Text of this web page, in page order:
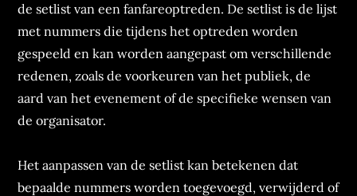
de setlist van een fanfareoptreden. De setlist is de lijst
met nummers die tijdens het optreden worden
gespeeld en kan worden aangepast om verschillende
redenen, zoals de voorkeuren van het publiek, de
aard van het evenement of de specifieke wensen van
de organisator.
Het aanpassen van de setlist kan betekenen dat
bepaalde nummers worden toegevoegd, verwijderd of